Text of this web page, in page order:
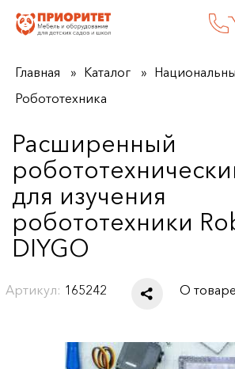
Главная Каталог
Робототехника
Расширенный
для изучения
робототехники
DIYGO
Артикул: 165242 О товаре